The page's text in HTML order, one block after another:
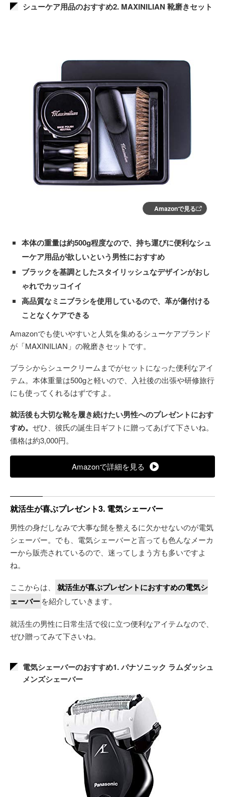
シューケア用品のおすすめ2. MAXINILIAN 靴磨きセット
Amazonで見る
本体の重量は約500g程度なので、持ち運びに便利なシュ
ーケア用品が欲しいという男性におすすめ
ブラックを基調としたスタイリッシュなデザインがおし
ゃれでカッコイイ
高品質なミニブラシを使用しているので、革が傷付ける
ことなくケアできる
Amazonでも使いやすいと人気を集めるシューケアブランド
が「MAXINILIAN」の靴磨きセットです。
ブラシからシュークリームまでがセットになった便利なアイ
テム。本体重量は500gと軽いので、入社後の出張や研修旅行
にも使ってくれるはずですよ。
就活後も大切な靴を履き続けたい男性へのプレゼントにおす
すめ。 ぜひ、彼氏の誕生日ギフトに贈ってあげて下さいね。
価格は約3,000円。
Amazonで詳細を見る
就活生が喜ぶプレゼント3. 電気シェーバー
男性の身だしなみで大事な髭を整えるに欠かせないのが電気
シェーバー。でも、電気シェーバーと言っても色んなメーカ
ーから販売されているので、迷ってしまう方も多いですよ
ね。
ここからは、
就活生が喜ぶプレゼントにおすすめの電気シ
ェーバーを紹介していきます。
就活生の男性に日常生活で役に立つ便利なアイテムなので、
ぜひ贈ってみて下さいね。
電気シェーバーのおすすめ1. パナソニック ラムダッシュ
メンズシェーバー